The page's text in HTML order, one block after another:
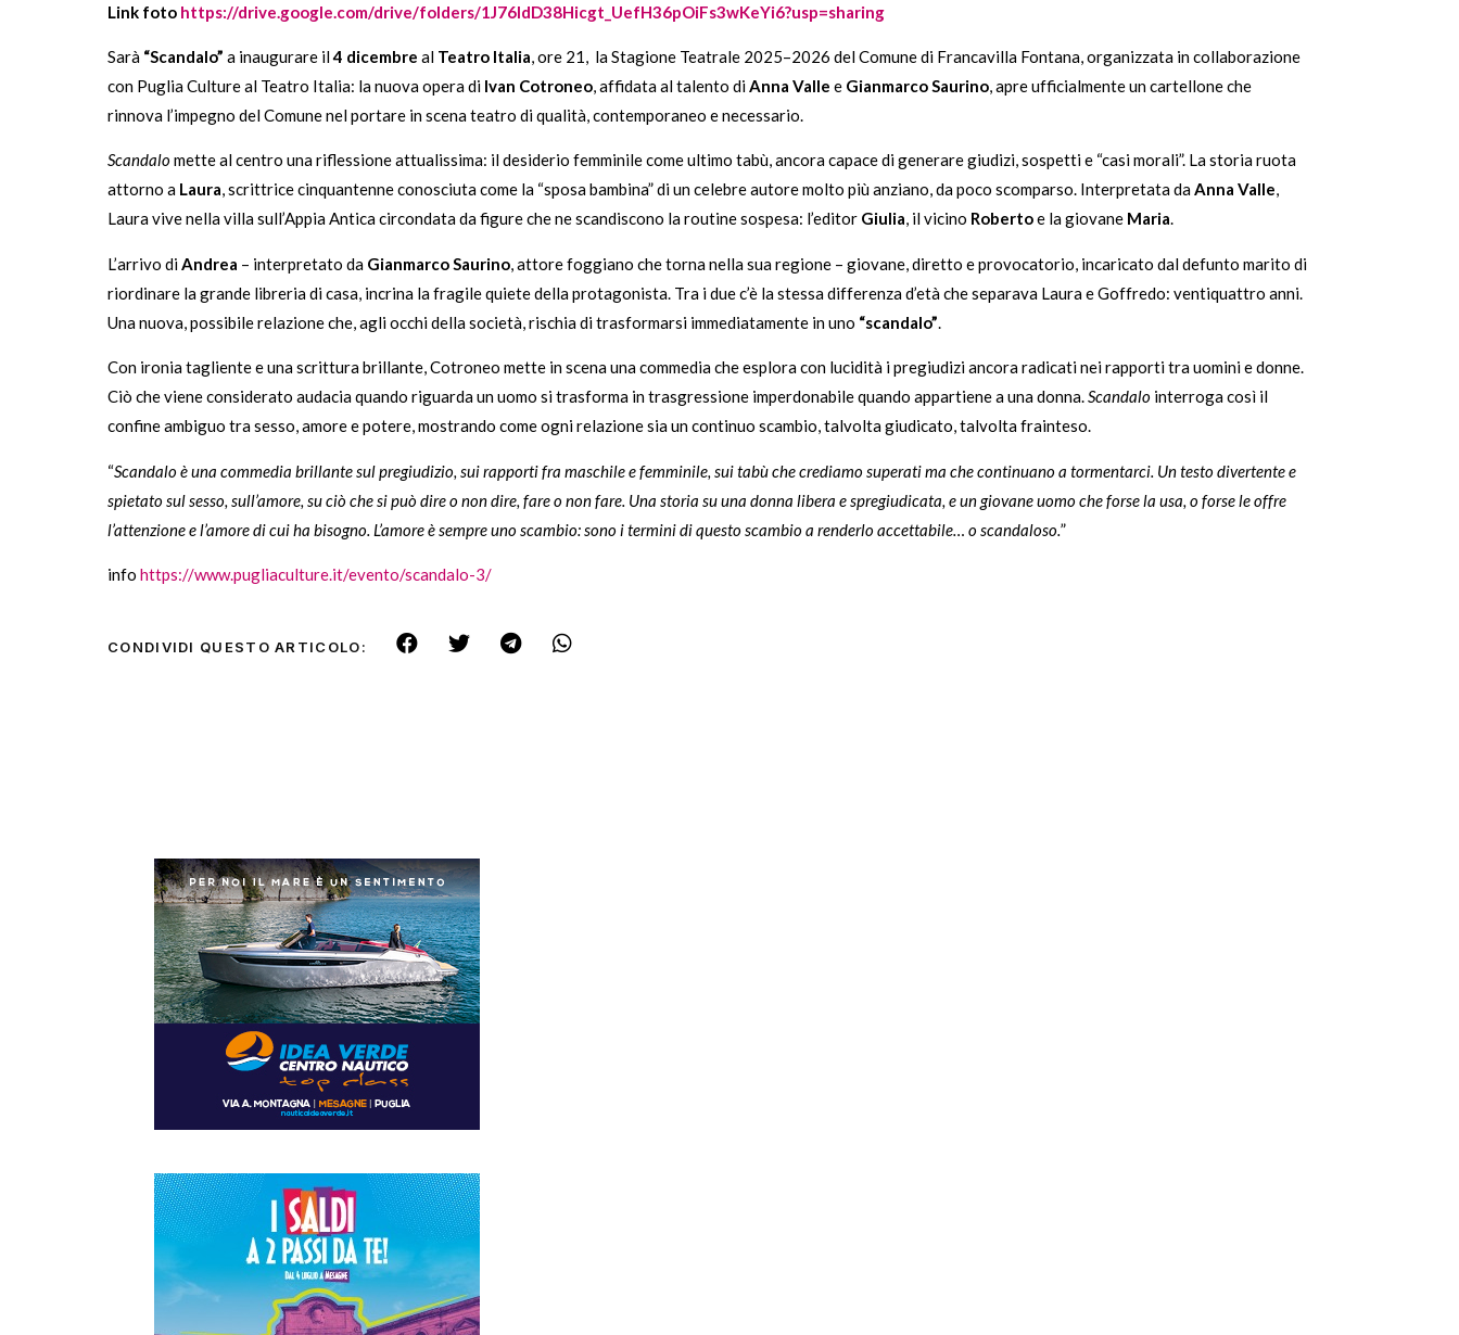
Link foto https://drive.google.com/drive/folders/1J76IdD38Hicgt_UefH36pOiFs3wKeYi6?usp=sharing
Sarà “Scandalo” a inaugurare il4 dicembre al Teatro Italia, ore 21, la Stagione Teatrale 2025–2026 del Comune di Francavilla Fontana, organizzata in collaborazione
con Puglia Culture al Teatro Italia: la nuova opera di Ivan Cotroneo, affidata al talento diAnna Valle e Gianmarco Saurino, apre ufficialmente un cartellone che
rinnova l’impegno del Comune nel portare in scena teatro di qualità, contemporaneo e necessario.
Scandalomette al centro una riflessione attualissima: il desiderio femminile come ultimo tabù, ancora capace di generare giudizi, sospetti e “casi morali”. La storia ruota
attorno a Laura, scrittrice cinquantenne conosciuta come la “sposa bambina” di un celebre autore molto più anziano, da poco scomparso. Interpretata daAnna Valle,
Laura vive nella villa sull’Appia Antica circondata da figure che ne scandiscono la routine sospesa: l’editor Giulia, il vicino Robertoe la giovane Maria.
L’arrivo diAndrea – interpretato da Gianmarco Saurino, attore foggiano che torna nella sua regione – giovane, diretto e provocatorio, incaricato dal defunto marito di
riordinare la grande libreria di casa, incrina la fragile quiete della protagonista. Tra i due c’è la stessa differenza d’età che separava Laura e Goffredo: ventiquattro anni.
Una nuova, possibile relazione che, agli occhi della società, rischia di trasformarsi immediatamente in uno “scandalo”.
Con ironia tagliente e una scrittura brillante, Cotroneo mette in scena una commedia che esplora con lucidità i pregiudizi ancora radicati nei rapporti tra uomini e donne.
Ciò che viene considerato audacia quando riguarda un uomo si trasforma in trasgressione imperdonabile quando appartiene a una donna.Scandalo interroga così il
confine ambiguo tra sesso, amore e potere, mostrando come ogni relazione sia un continuo scambio, talvolta giudicato, talvolta frainteso.
“Scandalo è una commedia brillante sul pregiudizio, sui rapporti fra maschile e femminile, sui tabù che crediamo superati ma che continuano a tormentarci. Un testo divertente e
spietato sul sesso, sull’amore, su ciò che si può dire o non dire, fare o non fare. Una storia su una donna libera e spregiudicata, e un giovane uomo che forse la usa, o forse le offre
l’attenzione e l’amore di cui ha bisogno. L’amore è sempre uno scambio: sono i termini di questo scambio a renderlo accettabile… o scandaloso.”
info https://www.pugliaculture.it/evento/scandalo-3/
CONDIVIDI QUESTO ARTICOLO: